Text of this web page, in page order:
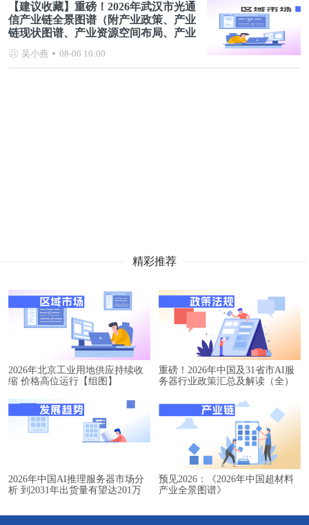
【建议收藏】重磅！2026年武汉市光通
信产业链全景图谱（附产业政策、产业
链现状图谱、产业资源空间布局、产业
吴小燕 08-06 10:00
精彩推荐
2026年北京工业用地供应持续收
缩 价格高位运行【组图】
重磅！2026年中国及31省市AI服
务器行业政策汇总及解读（全）
2026年中国AI推理服务器市场分
析 到2031年出货量有望达201万
预见2026：《2026年中国超材料
产业全景图谱》